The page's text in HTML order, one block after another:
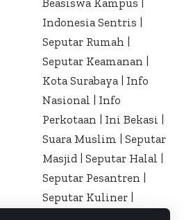
Beasiswa Kampus
Indonesia Sentris
Seputar Rumah
Seputar Keamanan
Kota Surabaya
Info
Nasional
Info
Perkotaan
Ini Bekasi
Suara Muslim
Seputar
Masjid Seputar Halal
Seputar Pesantren
Seputar Kuliner